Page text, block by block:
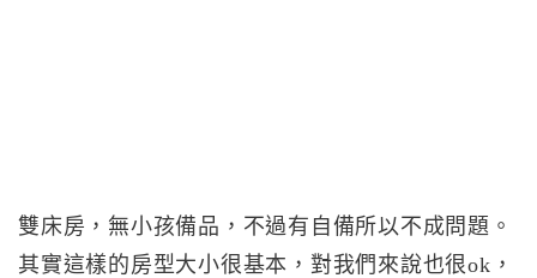
雙床房，無小孩備品，不過有自備所以不成問題。
其實這樣的房型大小很基本，對我們來說也很ok，